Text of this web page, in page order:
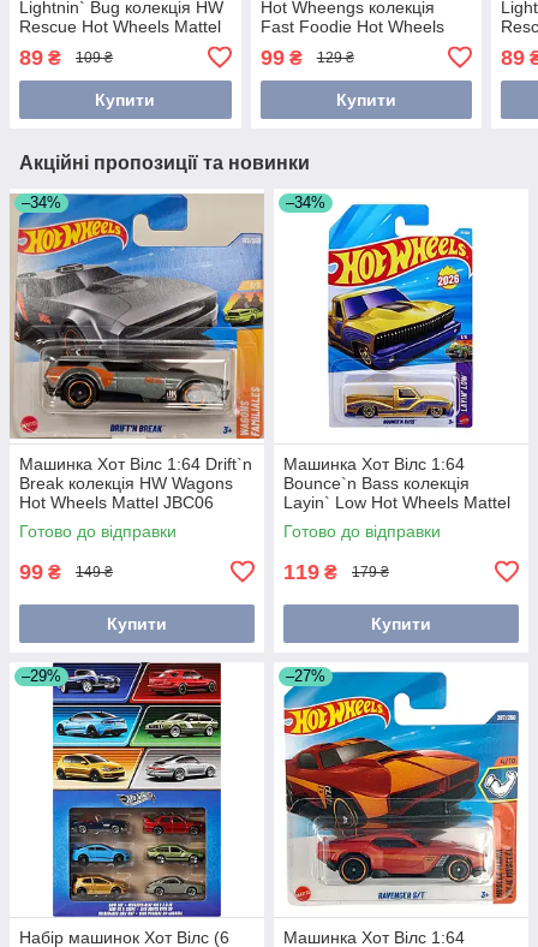
Lightnin` Bug колекція HW
Rescue Hot Wheels Mattel
89 ₴ 109 ₴
Купити
Hot Wheengs колекція
Fast Foodie Hot Wheels
99₴ 129 ₴
Купити
89
Акційні пропозиції та новинки
–34%
Машинка Хот Вілс 1:64 Drift`n
Break колекція HW Wagons
Hot Wheels Mattel JBC06
Готово до відправки
99 ₴ 149 ₴
Купити
–34%
Машинка Хот Вілс 1:64
Bounce`n Bass колекція
Layin` Low Hot Wheels Mattel
JJH32
Готово до відправки
119 ₴ 179 ₴
Купити
–29%
Набір машинок Хот Вілс (6
–27%
Машинка Хот Вілс 1:64